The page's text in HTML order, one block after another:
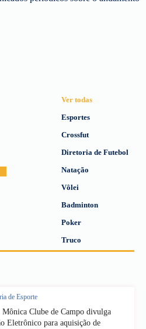
Ver todas
Esportes
Crossfut
Diretoria de Futebol
Natação
Vôlei
Badminton
Poker
Truco
de Esporte
Mônica Clube de Campo divulga
Eletrônico para aquisição de